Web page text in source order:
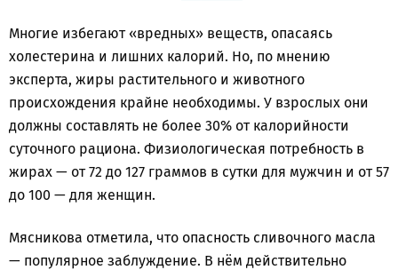
Многие избегают «вредных» веществ, опасаясь
холестерина и лишних калорий. Но, по мнению
эксперта, жиры растительного и животного
происхождения крайне необходимы. У взрослых они
должны составлять не более 30% от калорийности
суточного рациона. Физиологическая потребность в
жирах — от 72 до 127 граммов в сутки для мужчин и от 57
до 100 — для женщин.
Мясникова отметила, что опасность сливочного масла
— популярное заблуждение. В нём действительно